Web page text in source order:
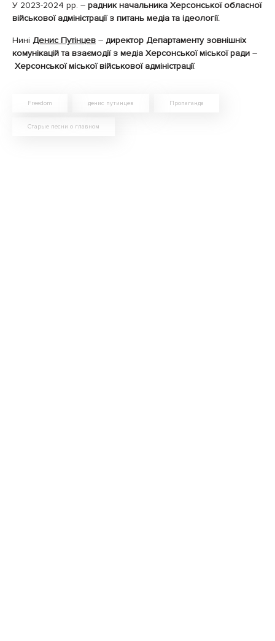
У 2023-2024 рр. – радник начальника Херсонської обласної
військової адміністрації з питань медіа та ідеології.
Нині Денис Путінцев – директор Департаменту зовнішніх
комунікацій та взаємодії з медіа Херсонської міської ради –
Херсонської міської військової адміністрації.
Freedom денис путинцев Пропаганда
Старые песни о главном